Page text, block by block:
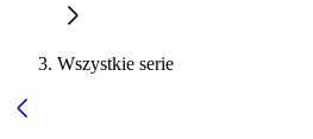
Wszystkie serie